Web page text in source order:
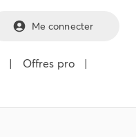
Me connecter
| Offres pro
|